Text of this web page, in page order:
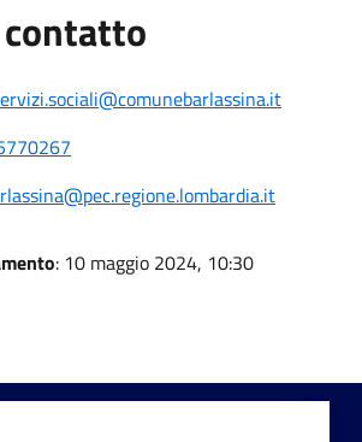
: 10 maggio 2024, 10:30